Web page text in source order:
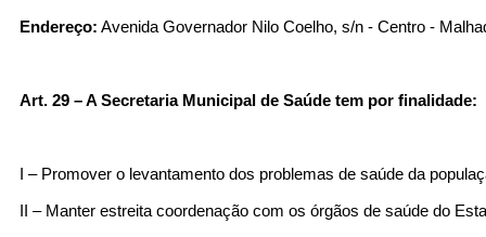
Mensagem*
privacidade
Endereço: Avenida Governador Nilo Coelho, s/n - Centro -
Art. 29 – A Secretaria Municipal de Saúde tem por finalidade:
I – Promover o levantamento dos problemas de saúde da
II – Manter estreita coordenação com os órgãos de saúde do